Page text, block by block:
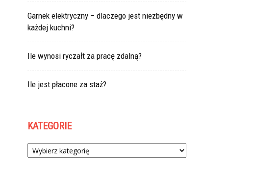
Garnek elektryczny – dlaczego jest niezbędny w
każdej kuchni?
Ile wynosi ryczałt za pracę zdalną?
Ile jest płacone za staż?
KATEGORIE
Kategorie